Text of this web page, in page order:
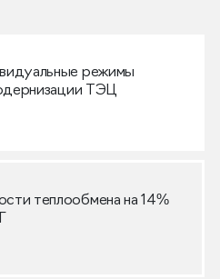
режимы
ТЭЦ
теплообмена на 14%